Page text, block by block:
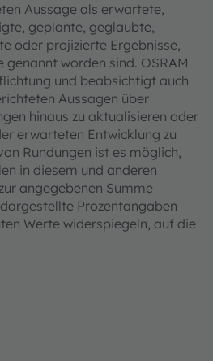
Aussage als erwartete,
geplante, geglaubte,
oder projizierte Ergebnisse,
genannt worden sind. OSRAM
und beabsichtigt auch
Aussagen über
hinaus zu aktualisieren oder
erwarteten Entwicklung zu
Rundungen ist es möglich,
in diesem und anderen
angegebenen Summe
Prozentangaben
Werte widerspiegeln, auf die